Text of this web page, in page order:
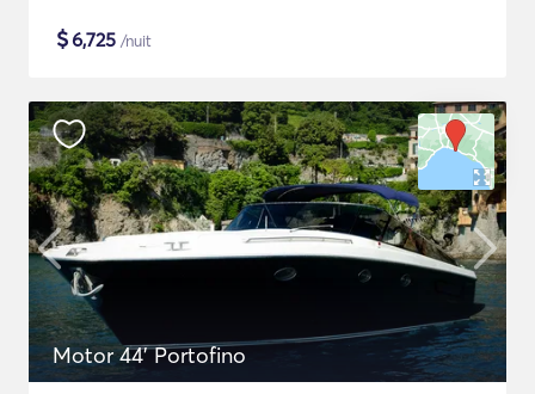
$6,725 /nuit
Motor 44' Portofino